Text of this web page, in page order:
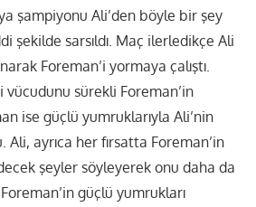
şampiyonu Ali’den böyle bir şey
şekilde sarsıldı. Maç ilerledikçe Ali
Foreman’i yormaya çalıştı.
vücudunu sürekli Foreman’in
ise güçlü yumruklarıyla Ali’nin
ayrıca her fırsatta Foreman’in
şeyler söyleyerek onu daha da
Foreman’in güçlü yumrukları